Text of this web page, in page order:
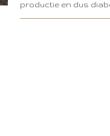
productie en dus